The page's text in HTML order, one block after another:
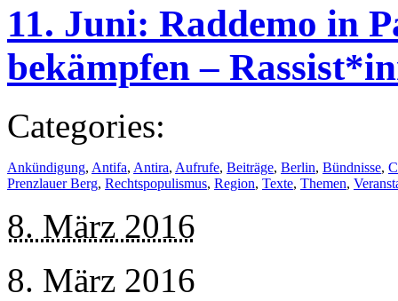
11. Juni: Raddemo in
bekämpfen –
Categories:
Ankündigung, Antifa, Antira, Aufrufe, Beiträge, Berlin, Bündnisse,
Prenzlauer Berg, Rechtspopulismus, Region, Texte, Themen,
8. März 2016
8. März 2016